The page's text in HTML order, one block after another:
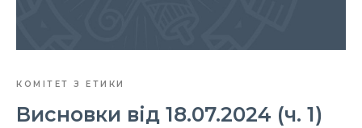
КОМІТЕТ З ЕТИКИ
Висновки від 18.07.2024 (ч. 1)